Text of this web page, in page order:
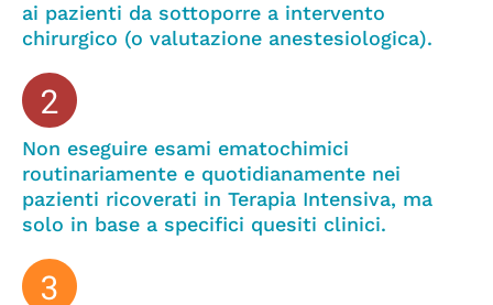
ai pazienti da sottoporre a intervento
chirurgico (o valutazione anestesiologica).
Non eseguire esami ematochimici
routinariamente e quotidianamente nei
pazienti ricoverati in Terapia Intensiva, ma
solo in base a specifici quesiti clinici.